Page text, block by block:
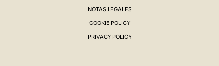
NOTAS LEGALES
COOKIE POLICY
PRIVACY POLICY